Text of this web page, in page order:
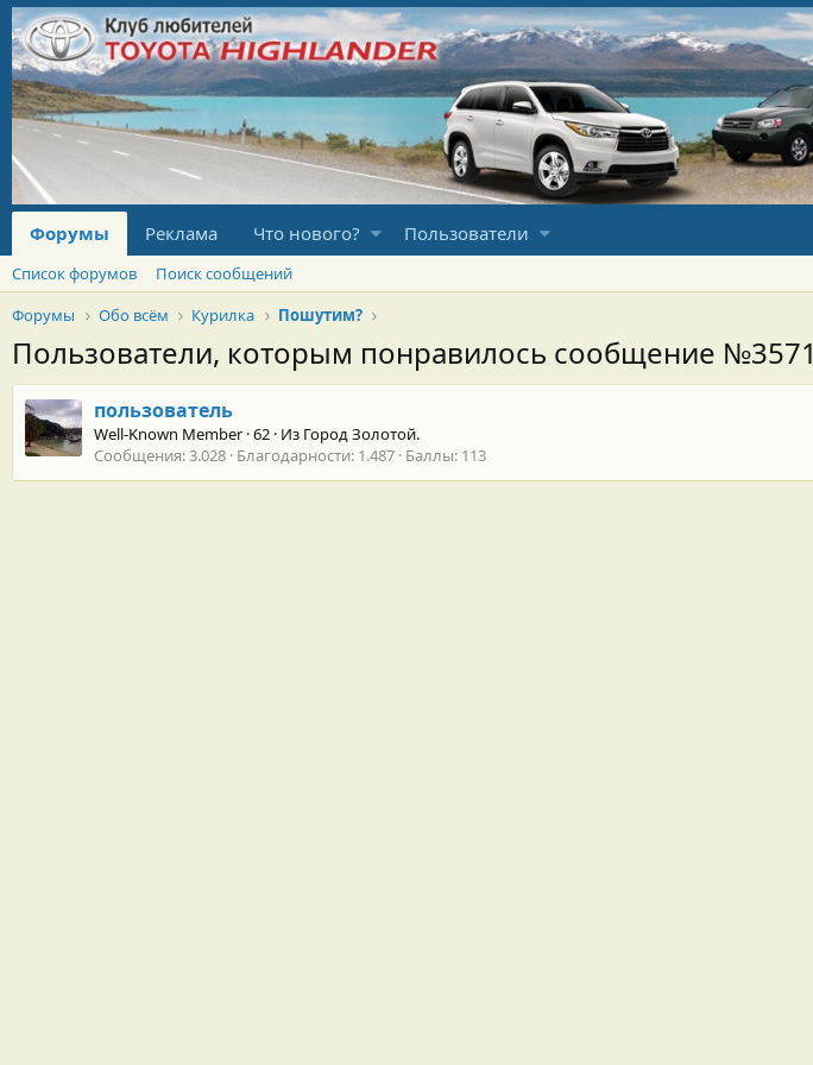
Форумы Реклама Что нового? Пользователи
Список форумов
Поиск сообщений
Форумы
Обо всём Курилка Пошутим?
Пользователи, которым понравилось сообщение №3571
пользователь
Well-Known Member ·62 · Из Город Золотой.
Сообщения 3.028 Благодарности 1.487 Баллы 113